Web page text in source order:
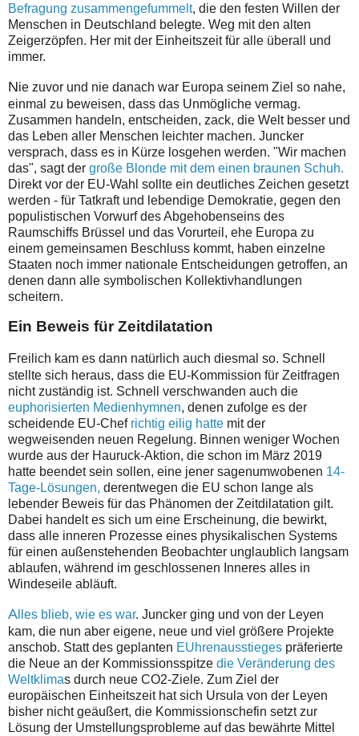
Befragung zusammengefummelt, die den festen Willen der
Menschen in Deutschland belegte. Weg mit den alten
Zeigerzöpfen. Her mit der Einheitszeit für alle überall und
immer.
Nie zuvor und nie danach war Europa seinem Ziel so nahe,
einmal zu beweisen, dass das Unmögliche vermag.
Zusammen handeln, entscheiden, zack, die Welt besser und
das Leben aller Menschen leichter machen. Juncker
versprach, dass es in Kürze losgehen werden. "Wir machen
das", sagt der große Blonde mit dem einen braunen Schuh.
Direkt vor der EU-Wahl sollte ein deutliches Zeichen gesetzt
werden - für Tatkraft und lebendige Demokratie, gegen den
populistischen Vorwurf des Abgehobenseins des
Raumschiffs Brüssel und das Vorurteil, ehe Europa zu
einem gemeinsamen Beschluss kommt, haben einzelne
Staaten noch immer nationale Entscheidungen getroffen, an
denen dann alle symbolischen Kollektivhandlungen
scheitern.
Ein Beweis für Zeitdilatation
Freilich kam es dann natürlich auch diesmal so. Schnell
stellte sich heraus, dass die EU-Kommission für Zeitfragen
nicht zuständig ist. Schnell verschwanden auch die
euphorisierten Medienhymnen, denen zufolge es der
scheidende EU-Chef richtig eilig hatte mit der
wegweisenden neuen Regelung. Binnen weniger Wochen
wurde aus der Hauruck-Aktion, die schon im März 2019
hatte beendet sein sollen, eine jener sagenumwobenen 14-
Tage-Lösungen, derentwegen die EU schon lange als
lebender Beweis für das Phänomen der Zeitdilatation gilt.
Dabei handelt es sich um eine Erscheinung, die bewirkt,
dass alle inneren Prozesse eines physikalischen Systems
für einen außenstehenden Beobachter unglaublich langsam
ablaufen, während im geschlossenen Inneres alles in
Windeseile abläuft.
A lles blieb, wie es war. Juncker ging und von der Leyen
kam, die nun aber eigene, neue und viel größere Projekte
anschob. Statt des geplanten EUhrenausstieges präferierte
die Neue an der Kommissionsspitze die Veränderung des
Weltklimas durch neue CO2-Ziele. Zum Ziel der
europäischen Einheitszeit hat sich Ursula von der Leyen
bisher nicht geäußert, die Kommissionschefin setzt zur
Lösung der Umstellungsprobleme auf das bewährte Mittel